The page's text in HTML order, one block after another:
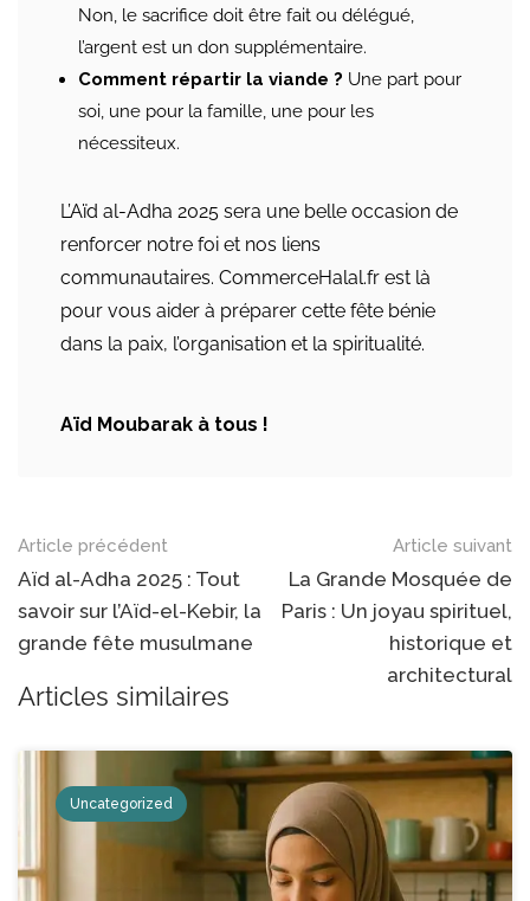
Non, le sacrifice doit être fait ou délégué,
l’argent est un don supplémentaire.
Comment répartir la viande ? Une part pour
soi, une pour la famille, une pour les
nécessiteux.
L’Aïd al-Adha 2025 sera une belle occasion de
renforcer notre foi et nos liens
communautaires. CommerceHalal.fr est là
pour vous aider à préparer cette fête bénie
dans la paix, l’organisation et la spiritualité.
Aïd Moubarak à tous !
Navigation
des
articles
Article précédent
Aïd al-Adha 2025 : Tout
savoir sur l’Aïd-el-Kebir, la
grande fête musulmane
Article suivant
La Grande Mosquée de
Paris : Un joyau spirituel,
historique et
architectural
Articles similaires
Uncategorized